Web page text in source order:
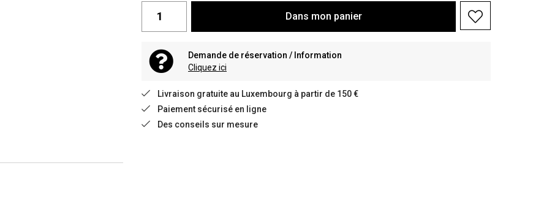
Dans mon panier
Demande de réservation / Information
Cliquez ici
Livraison gratuite au Luxembourg à partir de 150 €
Paiement sécurisé en ligne
Des conseils sur mesure